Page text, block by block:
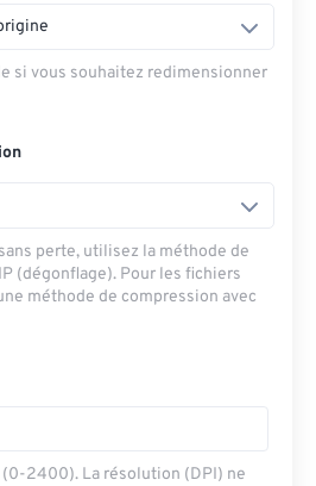
si vous souhaitez redimensionner
perte, utilisez la méthode de
(dégonflage). Pour les fichiers
méthode de compression avec
2400). La résolution (DPI) ne